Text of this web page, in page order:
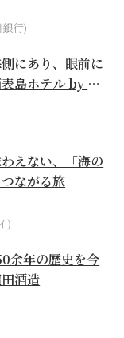
行)
にあり、眼前に
島ホテル by 星
えない、「海の
ながる旅
)
余年の歴史を今
酒造